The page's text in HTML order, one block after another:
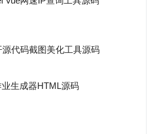
源代码截图美化工具源码
生成器HTML源码